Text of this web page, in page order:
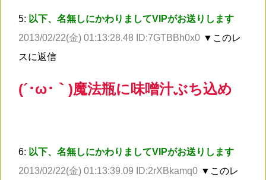
5: 以下、名無しにかわりましてVIPがお送りします
2013/02/22(金) 01:13:28.48 ID:7GTBBh0x0 ▼このレ
スに返信
(´･ω･｀)魔法瓶に味噌汁ぶち込め
6: 以下、名無しにかわりましてVIPがお送りします
2013/02/22(金) 01:13:39.09 ID:2rXBkamq0 ▼このレ